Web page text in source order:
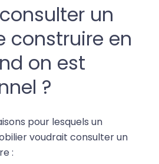
un
construire en
on est
?
pour lesquels un
voudrait consulter un
: